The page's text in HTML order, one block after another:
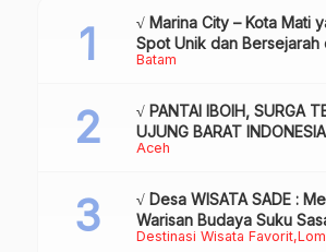
Batam
√ Marina City – Kota Mati
Spot Unik dan Bersejarah
Review & Info
Aceh
√ PANTAI IBOIH, SURGA
UJUNG BARAT INDONESIA
Destinasi Wisata Favorit
√ Desa WISATA SADE :
Warisan Budaya Suku
Lombok